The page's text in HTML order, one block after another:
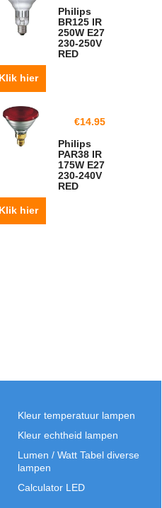
Philips
BR125 IR
250W E27
230-250V
RED
Klik hier
€14.95
Philips
PAR38 IR
175W E27
230-240V
RED
Klik hier
Kleur temperatuur lampen
Kleur echtheid lampen
Lumen / Watt Tabel diverse
lampen
Calculator LED